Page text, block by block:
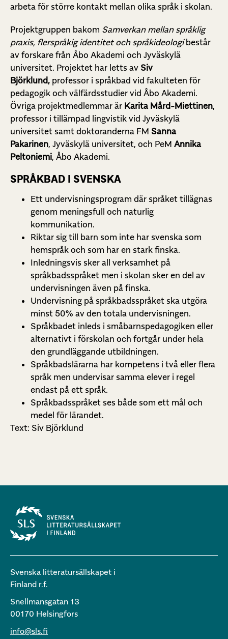
arbeta för större kontakt mellan olika språk i skolan.
Projektgruppen bakom Samverkan mellan språklig
praxis, flerspråkig identitet och språkideologi består
av forskare från Åbo Akademi och Jyväskylä
universitet. Projektet har letts av Siv
Björklund, professor i språkbad vid fakulteten för
pedagogik och välfärdsstudier vid Åbo Akademi.
Övriga projektmedlemmar är Karita Mård-Miettinen,
professor i tillämpad lingvistik vid Jyväskylä
universitet samt doktoranderna FM Sanna
Pakarinen, Jyväskylä universitet, och PeM Annika
Peltoniemi, Åbo Akademi.
SPRÅKBAD I SVENSKA
Ett undervisningsprogram där språket tillägnas
genom meningsfull och naturlig
kommunikation.
Riktar sig till barn som inte har svenska som
hemspråk och som har en stark finska.
Inledningsvis sker all verksamhet på
språkbadsspråket men i skolan sker en del av
undervisningen även på finska.
Undervisning på språkbadsspråket ska utgöra
minst 50% av den totala undervisningen.
Språkbadet inleds i småbarnspedagogiken eller
alternativt i förskolan och fortgår under hela
den grundläggande utbildningen.
Språkbadslärarna har kompetens i två eller flera
språk men undervisar samma elever i regel
endast på ett språk.
Språkbadsspråket ses både som ett mål och
medel för lärandet.
Text: Siv Björklund
Svenska litteratursällskapet i
Finland r.f.
Snellmansgatan 13
00170 Helsingfors
info@sls.fi